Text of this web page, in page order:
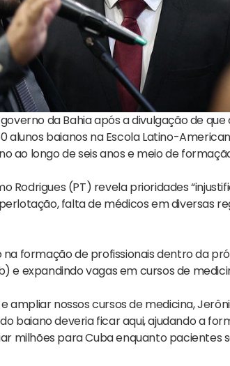
da Bahia após a divulgação de
alunos baianos na Escola Latino-
ao longo de seis anos e meio de
(PT) revela prioridades
falta de médicos em diversas
formação de profissionais dentro da
e expandindo vagas em cursos de
ampliar nossos cursos de medicina,
baiano deveria ficar aqui, ajudando a
milhões para Cuba enquanto pacientes